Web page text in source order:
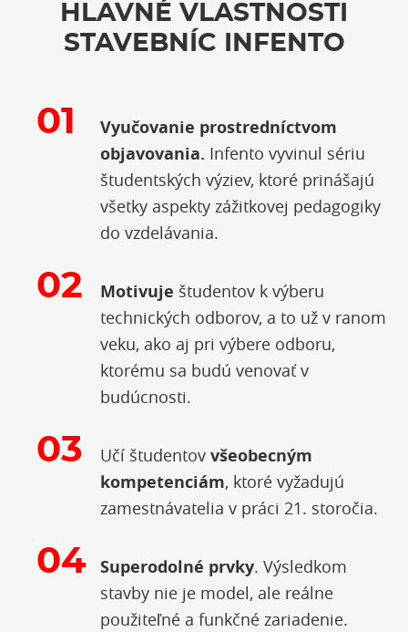
HLAVNÉ VLASTNOSTI
STAVEBNÍC INFENTO
Vyučovanie prostredníctvom
objavovania. Infento vyvinul sériu
študentských výziev, ktoré prinášajú
všetky aspekty zážitkovej pedagogiky
do vzdelávania.
Motivuje študentov k výberu
technických odborov, a to už v ranom
veku, ako aj pri výbere odboru,
ktorému sa budú venovať v
budúcnosti.
Učí študentov všeobecným
kompetenciám, ktoré vyžadujú
zamestnávatelia v práci 21. storočia.
Superodolné prvky. Výsledkom
stavby nie je model, ale reálne
použiteľné a funkčné zariadenie.